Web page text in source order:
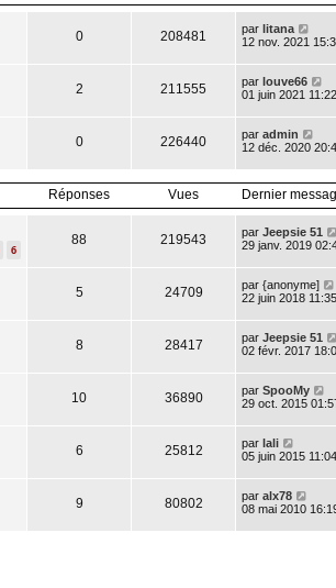
0 208481 par litana
12 nov. 2021
2 211555 par louve66
01 juin 2021 11:22
0 226440 par admin
12 déc. 2020
Réponses Vues Dernier
6
88 219543 par Jeepsie 51
29 janv. 2019
5 24709 par {anonyme]
22 juin 2018 11:35
8 28417 par Jeepsie 51
02 févr. 2017
10 36890 par SpooMy
29 oct. 2015
6 25812 par lali
05 juin 2015 11:04
9 80802 par alx78
08 mai 2010